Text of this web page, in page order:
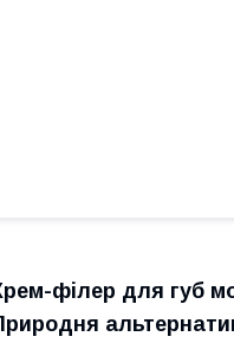
філер для губ